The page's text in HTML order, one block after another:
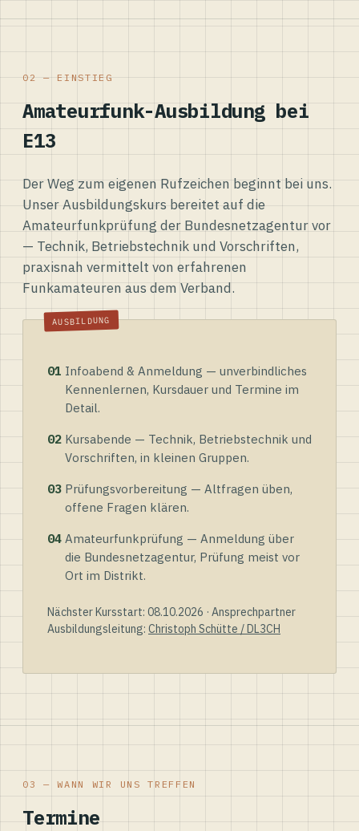
02 — EINSTIEG
Amateurfunk-Ausbildung bei
E13
Der Weg zum eigenen Rufzeichen beginnt bei uns.
Unser Ausbildungskurs bereitet auf die
Amateurfunkprüfung der Bundesnetzagentur vor
— Technik, Betriebstechnik und Vorschriften,
praxisnah vermittelt von erfahrenen
Funkamateuren aus dem Verband.
01 Infoabend & Anmeldung — unverbindliches
Kennenlernen, Kursdauer und Termine im
Detail.
02 Kursabende — Technik, Betriebstechnik und
Vorschriften, in kleinen Gruppen.
03 Prüfungsvorbereitung — Altfragen üben,
offene Fragen klären.
04 Amateurfunkprüfung — Anmeldung über
die Bundesnetzagentur, Prüfung meist vor
Ort im Distrikt.
Nächster Kursstart: 08.10.2026 · Ansprechpartner
Ausbildungsleitung: Christoph Schütte / DL3CH
03 — WANN WIR UNS TREFFEN
Termine